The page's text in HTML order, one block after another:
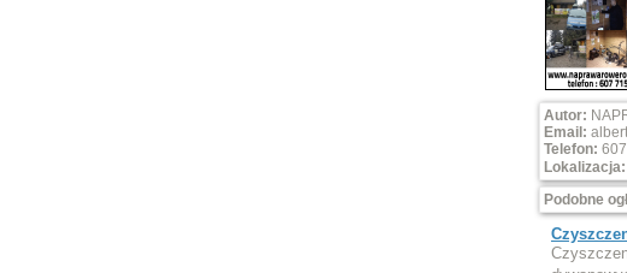
Autor:
Email:
Telefon:
Lokalizacja:
Podobne